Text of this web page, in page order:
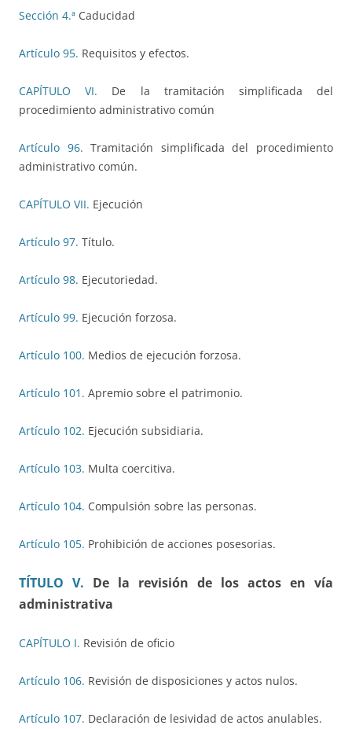
Sección 4.ª Caducidad
Artículo 95. Requisitos y efectos.
CAPÍTULO VI. De la tramitación simplificada del
procedimiento administrativo común
Artículo 96. Tramitación simplificada del procedimiento
administrativo común.
CAPÍTULO VII. Ejecución
Artículo 97. Título.
Artículo 98. Ejecutoriedad.
Artículo 99. Ejecución forzosa.
Artículo 100. Medios de ejecución forzosa.
Artículo 101. Apremio sobre el patrimonio.
Artículo 102. Ejecución subsidiaria.
Artículo 103. Multa coercitiva.
Artículo 104. Compulsión sobre las personas.
Artículo 105. Prohibición de acciones posesorias.
TÍTULO V. De la revisión de los actos en vía
administrativa
CAPÍTULO I. Revisión de oficio
Artículo 106. Revisión de disposiciones y actos nulos.
Artículo 107. Declaración de lesividad de actos anulables.